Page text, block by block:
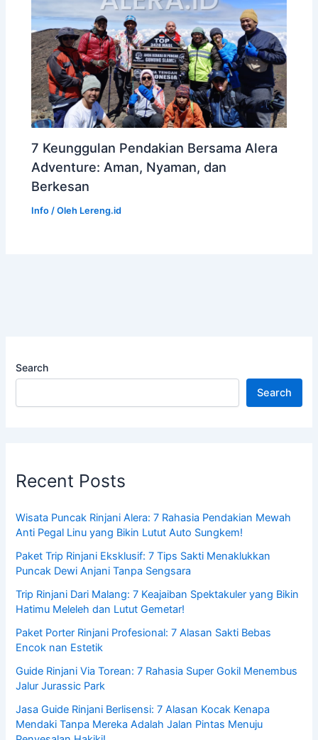
7 Keunggulan Pendakian Bersama Alera
Adventure: Aman, Nyaman, dan
Berkesan
Info / Oleh Lereng.id
Search
Search
Recent Posts
Wisata Puncak Rinjani Alera: 7 Rahasia Pendakian Mewah
Anti Pegal Linu yang Bikin Lutut Auto Sungkem!
Paket Trip Rinjani Eksklusif: 7 Tips Sakti Menaklukkan
Puncak Dewi Anjani Tanpa Sengsara
Trip Rinjani Dari Malang: 7 Keajaiban Spektakuler yang Bikin
Hatimu Meleleh dan Lutut Gemetar!
Paket Porter Rinjani Profesional: 7 Alasan Sakti Bebas
Encok nan Estetik
Guide Rinjani Via Torean: 7 Rahasia Super Gokil Menembus
Jalur Jurassic Park
Jasa Guide Rinjani Berlisensi: 7 Alasan Kocak Kenapa
Mendaki Tanpa Mereka Adalah Jalan Pintas Menuju